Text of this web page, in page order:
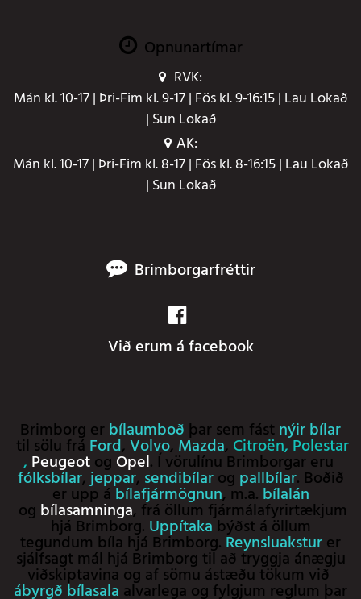
Opnunartímar
RVK:
Mán kl. 10-17 | Þri-Fim kl. 9-17 | Fös kl. 9-16:15 | Lau Lokað
| Sun Lokað
AK:
Mán kl. 10-17 | Þri-Fim kl. 8-17 | Fös kl. 8-16:15 | Lau Lokað
| Sun Lokað
Brimborgarfréttir
Við erum á facebook
Brimborg er bílaumboð þar sem fást nýir bílar
til sölu frá Ford, Volvo, Mazda, Citroën,Polestar
, Peugeotog Opel. Í vörulínu Brimborgar eru
fólksbílar,jeppar, sendibílarog pallbílar. Boðið
er upp ábílafjármögnun, m.a. bílalán
og bílasamninga, frá öllum fjármálafyrirtækjum
hjá Brimborg. Uppítakabýðst á öllum
tegundum bíla hjá Brimborg. Reynsluaksturer
sjálfsagt mál hjá Brimborg til að tryggja ánægju
viðskiptavina og af sömu ástæðu tökum við
ábyrgð bílasala alvarlega og fylgjum reglum þar